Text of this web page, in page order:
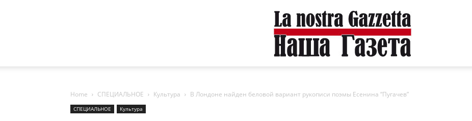
Home СПЕЦИАЛЬНОЕ Культура В Лондоне найден беловой вариант рукописи поэмы Есенина “Пугачев”
СПЕЦИАЛЬНОЕ Культура